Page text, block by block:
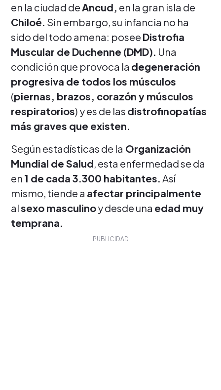
en la ciudad de Ancud, en la gran isla de
Chiloé. Sin embargo, su infancia no ha
sido del todo amena: posee Distrofia
Muscular de Duchenne (DMD). Una
condición que provoca la degeneración
progresiva de todos los músculos
(piernas, brazos, corazón y músculos
respiratorios) y es de las distrofinopatías
más graves que existen.
Según estadísticas de la Organización
Mundial de Salud, esta enfermedad se da
en 1 de cada 3.300 habitantes. Así
mismo, tiende a afectar principalmente
alsexo masculinoy desde una edad muy
temprana.